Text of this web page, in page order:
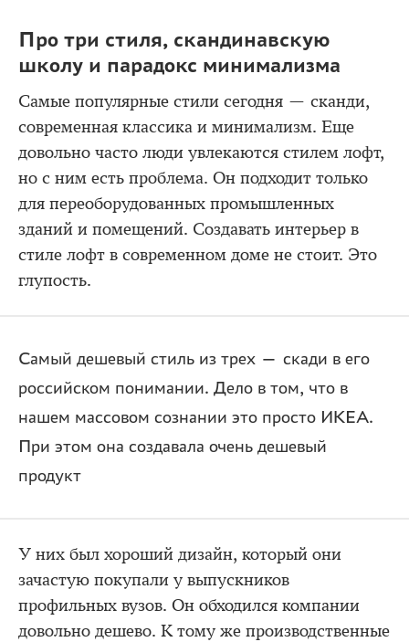
Про три стиля, скандинавскую
школу и парадокс минимализма
Самые популярные стили сегодня — сканди,
современная классика и минимализм. Еще
довольно часто люди увлекаются стилем лофт,
но с ним есть проблема. Он подходит только
для переоборудованных промышленных
зданий и помещений. Создавать интерьер в
стиле лофт в современном доме не стоит. Это
глупость.
Самый дешевый стиль из трех — скади в его
российском понимании. Дело в том, что в
нашем массовом сознании это просто ИКЕА.
При этом она создавала очень дешевый
продукт
У них был хороший дизайн, который они
зачастую покупали у выпускников
профильных вузов. Он обходился компании
довольно дешево. К тому же производственные